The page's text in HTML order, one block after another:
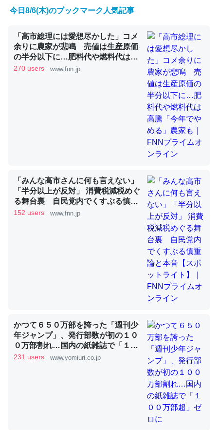
くらい。小説でいう「ずっと前の伏線」は回収されないけ
ど、短期記憶というには多い分量。進化すればするほど分
かりやすく強くなりそう
─GPTの仕組みと限界についての考察（１） - conceptualization
昆虫ってカルシウム少ないのか。知らんかった。調べたら
コオロギのカルシウム分はエビの600分の1程度。
論文では「淡水はカルシウムも酸素も不足してて両方に不
利だから両方が拮抗してるのでは」とあって面白い。海に
いる鋏角類（カブトガニ・ウミグモ）はカルシウムを使わ
ずキチンを強化してる筈だが、酵素が違うのか？
─ニュース :: 【研究発表】昆虫学の大問題＝「昆虫はなぜ海にいな
これを元に考えるとカルシウムを大量に使う脊椎動物と貝
類は苦労してるんだな…。腹足類だと殻を無くしてナメク
─ニュース :: 【研究発表】昆虫学の大問題＝「昆虫はなぜ海にいな
今日8/6(木)のブックマーク人気記事
「高市総理には愛想尽かした」コメ
余りに農家が悲鳴 売値は生産原価
の半分以下に…肥料代や燃料代は高
騰「今年でやめる」農家も｜FNNプ
270 users www.fnn.jp
「みんな高市さんに何も言えない」
「半分以上が反対」 消費税減税めぐ
る舞台裏 自民党内でくすぶる慎重
論と本音【スポットライト】｜FNN
152 users www.fnn.jp
かつて６５０万部を誇った「週刊少
年ジャンプ」、発行部数が初の１０
０万部割れ…国内の紙雑誌で「１０
０万部超」ゼロに
231 users www.yomiuri.co.jp